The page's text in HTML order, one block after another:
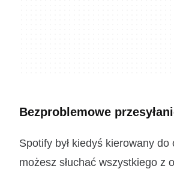
Bezproblemowe
Spotify był kiedyś kierowany
możesz słuchać wszystkiego z